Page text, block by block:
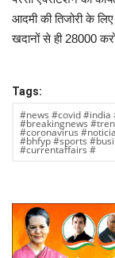
आदमी की तिजोरी के
खदानों से ही 28000
Tags:
#news #covid
#breakingnews
#coronavirus
#bhfyp #sports
#currentaffairs #